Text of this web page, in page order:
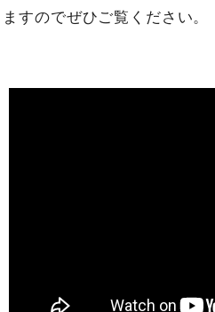
すのでぜひご覧ください。